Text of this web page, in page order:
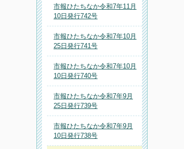
市報ひたちなか令和7年11月
10日発行742号
市報ひたちなか令和7年10月
25日発行741号
市報ひたちなか令和7年10月
10日発行740号
市報ひたちなか令和7年9月
25日発行739号
市報ひたちなか令和7年9月
10日発行738号